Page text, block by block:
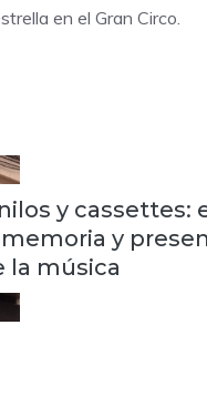
en el Gran Circo.
y cassettes:
memoria y
la música